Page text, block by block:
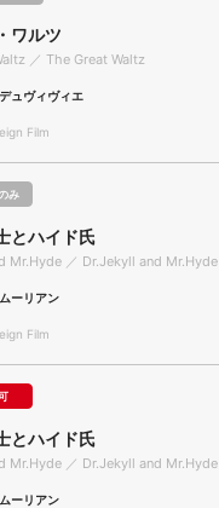
ワルツ
／ The Great Waltz
ュヴィヴィエ
Film
み
とハイド氏
Mr.Hyde ／ Dr.Jekyll and Mr.Hyde
ーリアン
Film
とハイド氏
Mr.Hyde ／ Dr.Jekyll and Mr.Hyde
ーリアン